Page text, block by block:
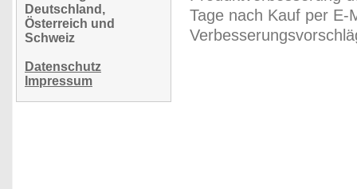
Deutschland,
Österreich und
Schweiz
Datenschutz
Impressum
Tage nach Kauf per E-